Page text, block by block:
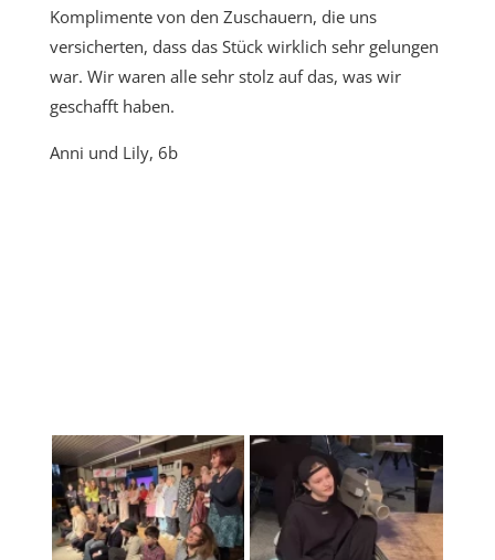
Komplimente von den Zuschauern, die uns
versicherten, dass das Stück wirklich sehr gelungen
war. Wir waren alle sehr stolz auf das, was wir
geschafft haben.
Anni und Lily, 6b